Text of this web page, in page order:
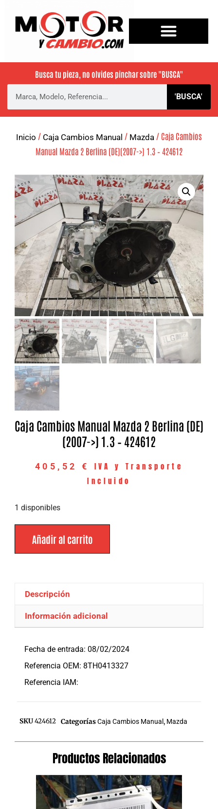
Busca tu pieza, no olvides pinchar sobre "BUSCA"
'BUSCA'
Inicio / Caja Cambios Manual / Mazda / Caja Cambios
Manual Mazda 2 Berlina (DE)(2007->) 1.3 – 424612
Caja Cambios Manual Mazda 2 Berlina (DE)
(2007->) 1.3 – 424612
405,52 €
IVA y Transporte
Incluido
1 disponibles
Añadir al carrito
Descripción
Información adicional
Fecha de entrada: 08/02/2024
Referencia OEM: 8TH0413327
Referencia IAM:
SKU424612 CategoríasCaja Cambios Manual , Mazda
Productos Relacionados